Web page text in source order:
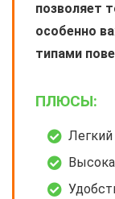
позволяет
особенно
типами
ПЛЮСЫ: